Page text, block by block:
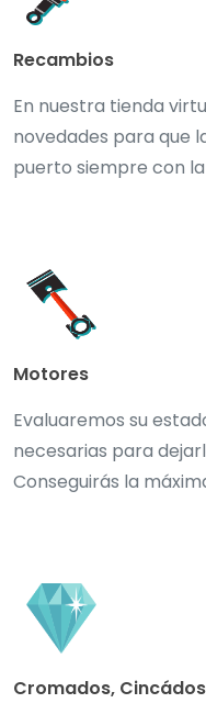
Recambios
En nuestra tienda
novedades para que
puerto siempre con
Motores
Evaluaremos su
necesarias para
Conseguirás la
Cromados,